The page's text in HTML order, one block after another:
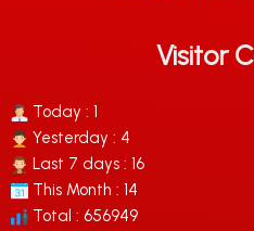
Visitor
Today : 1
Yesterday : 4
Last 7 days : 16
This Month : 14
Total : 656949